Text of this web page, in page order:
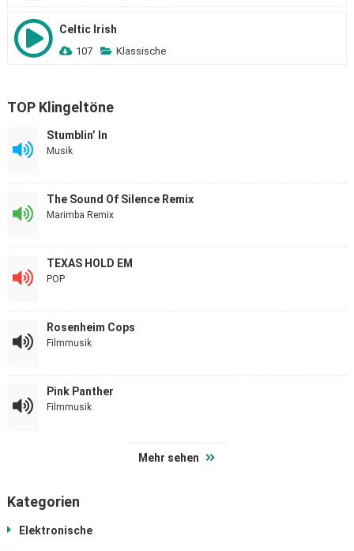
Celtic Irish
107 Klassische
TOP Klingeltöne
Stumblin’ In
Musik
The Sound Of Silence Remix
Marimba Remix
TEXAS HOLD EM
POP
Rosenheim Cops
Filmmusik
Pink Panther
Filmmusik
Mehr sehen
Kategorien
Elektronische